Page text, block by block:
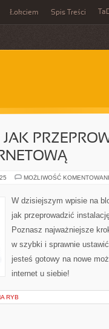
Łokciem Spis Treści
MOŻLIWOŚĆ
W dzisiejszym wpisie na
jak przeprowadzić
Poznasz najważniejsze
w szybki i sprawnie
jesteś gotowy na nowe
internet u siebie!
RYB